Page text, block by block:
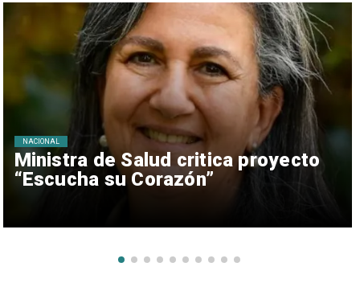
Ministra de Salud critica proyecto
“Escucha su Corazón”
NACIONAL